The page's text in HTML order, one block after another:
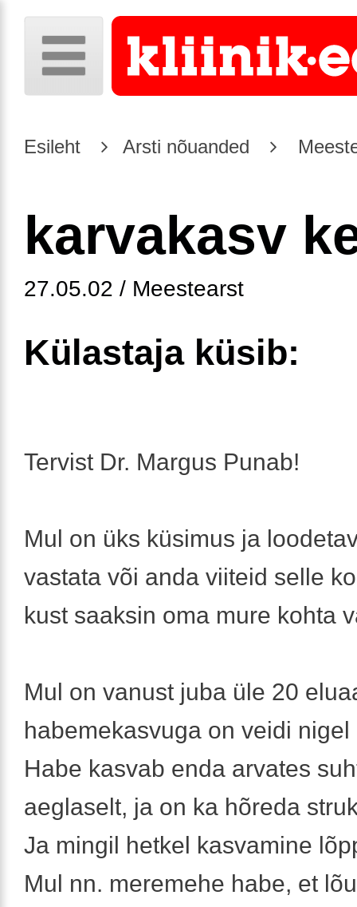
Esileht Arsti nõuanded
karvakasv
27.05.02 / Meestearst
Külastaja küsib:
Tervist Dr. Margus Punab!
Mul on üks küsimus ja
vastata või anda viiteid selle
kust saaksin oma mure kohta
Mul on vanust juba üle 20
habemekasvuga on veidi nigel
Habe kasvab enda arvates
aeglaselt, ja on ka hõreda
Ja mingil hetkel kasvamine
Mul nn. meremehe habe, et